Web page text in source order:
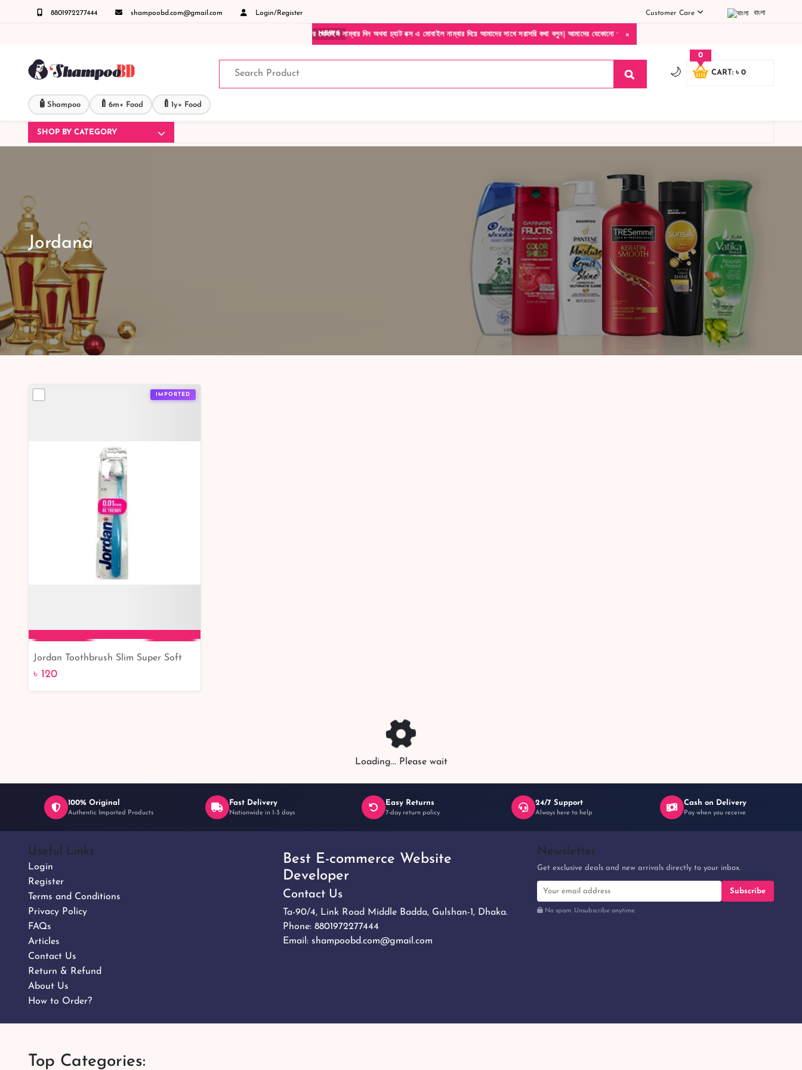
8801972277444 shampoobd.com@gmail.com Login/Register বাংলা
Customer Care
×
NEWS
কল করুনঃ ( IMO + Whatsapp ) +8801972277444 সহজে অর্ডার করতে প্রোডাক্ট পেজে আপনার মোবাইল নাম্বার দিন অথবা চ্যাট বক্স এ মোবাইল নাম্বার দিয়ে আমাদের সাথে সরাসরি কথা বলুন| আমাদের যেকোনো পণ্য হাতে নিয়ে দেখে টাকা দিবেন ডেলিভারি ম্যান চলে যাওয়ার পরে
🌙 CART: ৳ 0
0
🧴 Shampoo 🍼 6m+ Food 🍼 1y+ Food
SHOP BY CATEGORY
Jordana
IMPORTED
Add to Cart
Jordan Toothbrush Slim Super Soft
৳ 120
Loading... Please wait
100% Original
Authentic Imported Products
Fast Delivery
Nationwide in 1-3 days
Easy Returns
7-day return policy
24/7 Support
Always here to help
Cash on Delivery
Pay when you receive
Useful Links
Login
Register
Terms and Conditions
Privacy Policy
FAQs
Articles
Contact Us
Return & Refund
About Us
How to Order?
Best E-commerce Website
Developer
Contact Us
Ta-90/4, Link Road Middle Badda, Gulshan-1, Dhaka.
Phone: 8801972277444
Email: shampoobd.com@gmail.com
Newsletter
Get exclusive deals and new arrivals directly to your inbox.
Subscribe
No spam. Unsubscribe anytime.
Top Categories: